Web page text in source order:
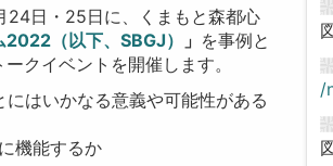
24日・25日に、くまもと森都心
（以下、SBGJ） 」 を事例と
クイベントを開催します。
はいかなる意義や可能性がある
機能するか
/